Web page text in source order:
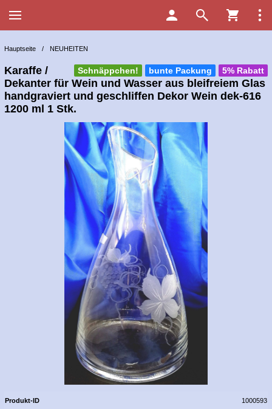
Hauptseite / NEUHEITEN
5% Rabatt
bunte Packung
Schnäppchen!
Karaffe /
Dekanter für Wein und Wasser aus bleifreiem Glas
handgraviert und geschliffen Dekor Wein dek-616
1200 ml 1 Stk.
Produkt-ID
1000593